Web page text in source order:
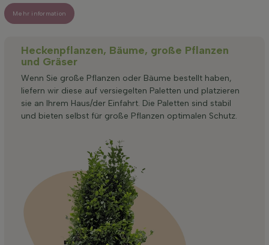
Mehr information
Heckenpflanzen, Bäume, große Pflanzen
und Gräser
Wenn Sie große Pflanzen oder Bäume bestellt haben,
liefern wir diese auf versiegelten Paletten und platzieren
sie an Ihrem Haus/der Einfahrt. Die Paletten sind stabil
und bieten selbst für große Pflanzen optimalen Schutz.